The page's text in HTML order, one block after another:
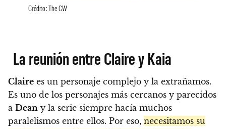
Crédito: The CW
La reunión entre Claire y Kaia
Claire es un personaje complejo y la extrañamos.
Es uno de los personajes más cercanos y parecidos
a Dean y la serie siempre hacía muchos
paralelismos entre ellos. Por eso, necesitamos su